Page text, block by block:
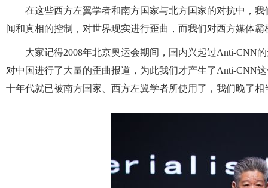
在这些西方左翼学者和南方国家与北方国家的对抗中，
闻和真相的控制，对世界现实进行歪曲，而我们对西方媒体
大家记得2008年北京奥运会期间，国内兴起过Anti-CNN
对中国进行了大量的歪曲报道，为此我们才产生了Anti-CNN
十年代就已被南方国家、西方左翼学者所使用了，我们晚了相